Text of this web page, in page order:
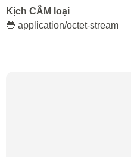
Kịch CÂM loại
🔵 application/octet-stream